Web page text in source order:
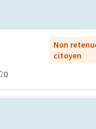
Non
citoyen
0